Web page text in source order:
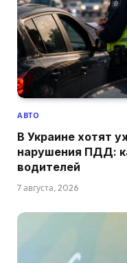
АВТО
В Украине хотят
нарушения ПДД:
водителей
7 августа, 2026